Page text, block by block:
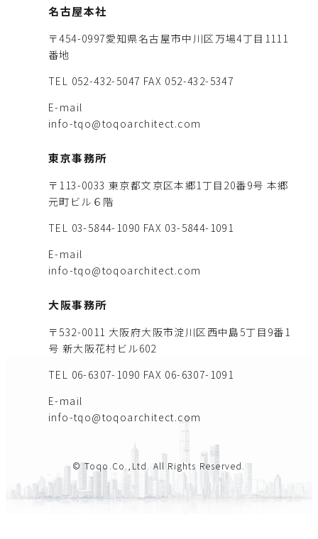
名古屋本社
〒454-0997愛知県名古屋市中川区万場4丁目1111
番地
TEL 052-432-5047 FAX 052-432-5347
E-mail
info-tqo@toqoarchitect.com
東京事務所
〒113-0033 東京都文京区本郷1丁目20番9号 本郷
元町ビル６階
TEL 03-5844-1090 FAX 03-5844-1091
E-mail
info-tqo@toqoarchitect.com
大阪事務所
〒532-0011 大阪府大阪市淀川区西中島5丁目9番1
号 新大阪花村ビル602
TEL 06-6307-1090 FAX 06-6307-1091
E-mail
info-tqo@toqoarchitect.com
© Toqo.Co.,Ltd. All Rights Reserved.